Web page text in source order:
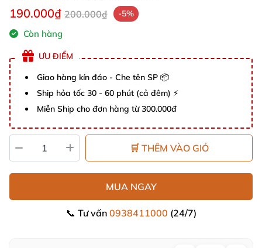
190.000₫ 200.000₫ -5%
Còn hàng
ƯU ĐIỂM
Giao hàng kín đáo - Che tên SP 📦
Ship hỏa tốc 30 - 60 phút (cả đêm) ⚡
Miễn Ship cho đơn hàng từ 300.000đ
🛒 THÊM VÀO GIỎ
MUA NGAY
📞 Tư vấn 0938411000 (24/7)